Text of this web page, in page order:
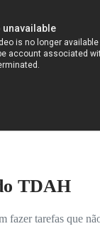
TDAH
fazer tarefas que